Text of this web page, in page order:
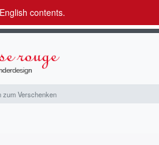
zum Verschenken
contents.